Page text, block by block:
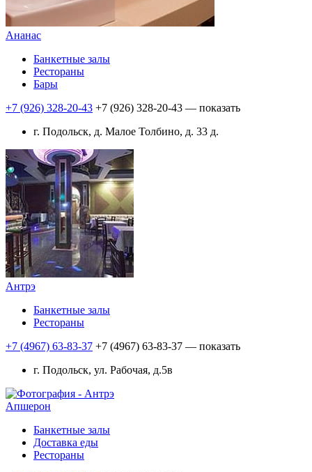
Ананас
Банкетные залы
Рестораны
Бары
+7 (926) 328-20-43 +7 (926) 328-20-43 — показать
г. Подольск, д. Малое Толбино, д. 33 д.
Антрэ
Банкетные залы
Рестораны
+7 (4967) 63-83-37 +7 (4967) 63-83-37 — показать
г. Подольск, ул. Рабочая, д.5в
Апшерон
Банкетные залы
Доставка еды
Рестораны